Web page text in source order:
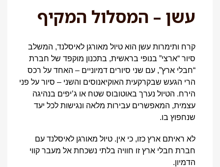
עשן – המסלול המקיף
קרח ותימרות עשן הוא טיול מאורגן לאיסלנד, המשלב
סיור “ארצי” בנופי בראשית, בתכנון מוקפד של חברת
“חבלי ארץ”, עם שני סיורים דמיוניים – האחד על רכס
הרי הגעש שבקרקעית האוקיאנוסים והשני – סיור על פני
הירח. הטיול נערך באוטובוס שטח או ג’יפים בנהיגה
עצמית, המאפשרים עבירות מלאה ונגישות לכל יעד
שנחפוץ בו.
לא ראיתם ארץ כזו, כי אין. טיול מאורגן לאיסלנד עם
חברת חבלי ארץ זו חוויה בלתי נשכחת אל מעבר קווי
הדמיון.